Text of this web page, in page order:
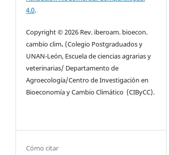
4.0.
Copyright © 2026 Rev. iberoam. bioecon.
cambio clim. (Colegio Postgraduados y
UNAN-León, Escuela de ciencias agrarias y
veterinarias/ Departamento de
Agroecología/Centro de Investigación en
Bioeconomía y Cambio Climático (CIByCC).
Cómo citar